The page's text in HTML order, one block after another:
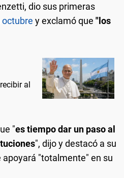
dio sus primeras
octubre y exclamó que "los
al
"es tiempo dar un paso al
", dijo y destacó a su
apoyará "totalmente" en su